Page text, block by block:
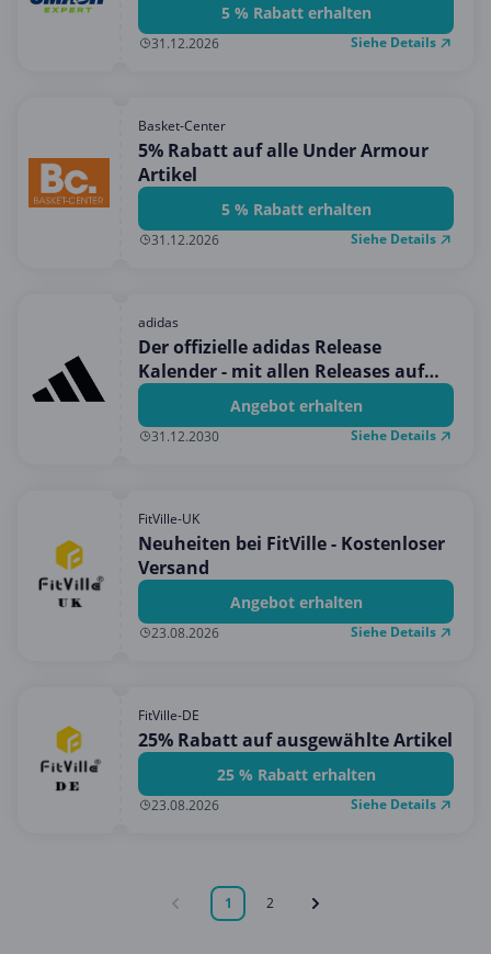
5 % Rabatt erhalten
31.12.2026 Siehe Details
Basket-Center
5% Rabatt auf alle Under Armour
Artikel
5 % Rabatt erhalten
31.12.2026 Siehe Details
adidas
Der offizielle adidas Release
Kalender - mit allen Releases auf
einen BlickAngebot erhalten
31.12.2030 Siehe Details
FitVille-UK
Neuheiten bei FitVille - Kostenloser
Versand
Angebot erhalten
23.08.2026 Siehe Details
FitVille-DE
25% Rabatt auf ausgewählte Artikel
25 % Rabatt erhalten
23.08.2026 Siehe Details
1 2